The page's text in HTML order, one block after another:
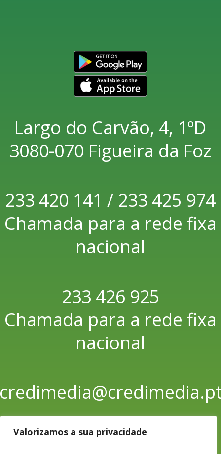
Valorizamos a sua privacidade
Largo do Carvão, 4, 1ºD
3080-070 Figueira da Foz
233 420 141 / 233 425 974
Chamada para a rede fixa
nacional
233 426 925
Chamada para a rede fixa
nacional
de “cookies” e Privacidade